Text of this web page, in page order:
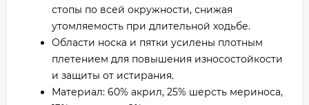
стопы по всей окружности, снижая
утомляемость при длительной ходьбе.
Области носка и пятки усилены плотным
плетением для повышения износостойкости
и защиты от истирания.
Материал: 60% акрил, 25% шерсть мериноса,